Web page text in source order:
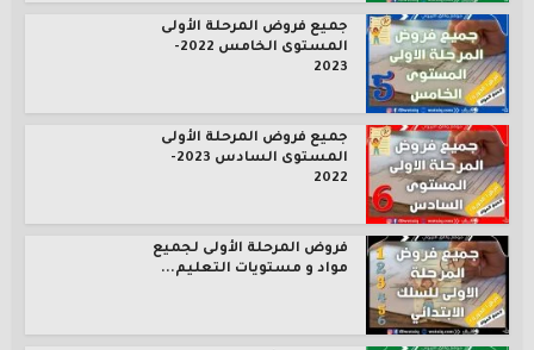
جميع فروض المرحلة الأولى
المستوى الخامس 2022-
2023
جميع فروض المرحلة الأولى
المستوى السادس 2023-
2022
فروض المرحلة الأولى لجميع
مواد و مستويات التعليم...